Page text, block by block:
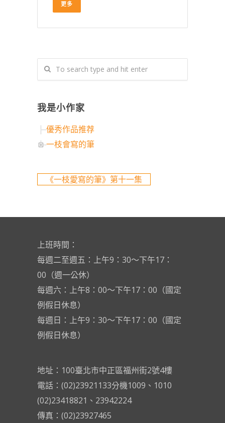
更多
我是小作家
優秀作品推荐
一枝會寫的筆
《一枝愛寫的筆》第十一集
上班時間：
每週二至週五：上午9：30～下午17：
00（週一公休）
每週六：上午8：00～下午17：00（國定
例假日休息）
每週日：上午9：30～下午17：00（國定
例假日休息）
地址：100臺北市中正區福州街2號4樓
電話：(02)23921133分機1009、1010
(02)23418821、23942224
傳真：(02)23927465